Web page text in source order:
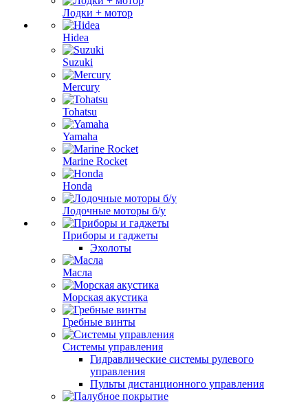
Лодки + мотор
Hidea
Suzuki
Mercury
Tohatsu
Yamaha
Marine Rocket
Honda
Лодочные моторы б/у
Приборы и гаджеты
Эхолоты
Масла
Морская акустика
Гребные винты
Системы управления
Гидравлические системы рулевого
управления
Пульты дистанционного управления